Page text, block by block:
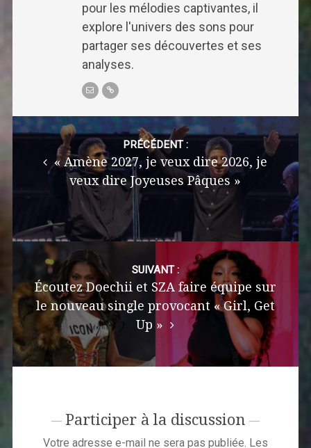
pour les mélodies captivantes, il
explore l'univers des sons pour
partager ses découvertes et ses
analyses.
Post
navigation
PRÉCÉDENT :
« Amène 2027, je veux dire 2026, je
veux dire Joyeuses Pâques »
SUIVANT :
Écoutez Doechii et SZA faire équipe sur
le nouveau single provocant « Girl, Get
Up »
Participer à la discussion
Votre adresse e-mail ne sera pas publiée. Les